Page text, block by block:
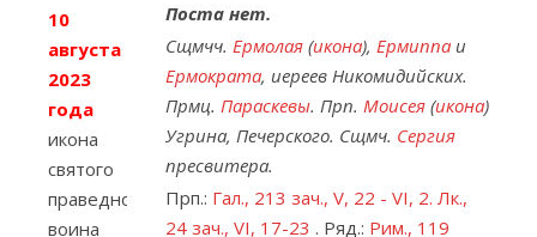
10
августа
2023
года
икона
святого
праведного
воина
Поста нет.
Сщмчч. Ермолая (икона), Ермиппа и
Ермократа, иереев Никомидийских.
Прмц. Параскевы. Прп. Моисея (икона)
Угрина, Печерского. Сщмч. Сергия
пресвитера.
Прп.: Гал., 213 зач., V, 22 - VI, 2. Лк.,
24 зач., VI, 17-23 . Ряд.: Рим., 119